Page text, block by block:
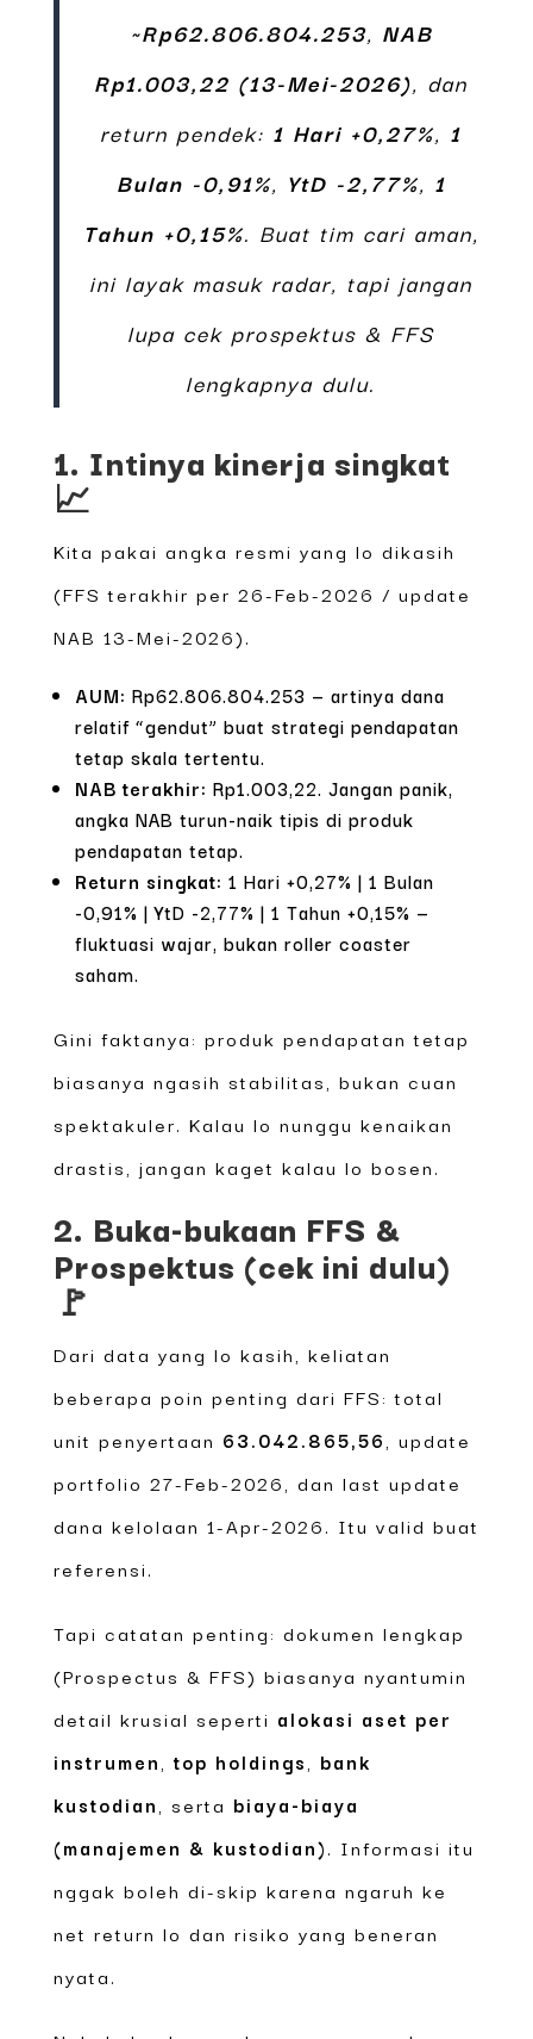
~Rp62.806.804.253, NAB
Rp1.003,22 (13-Mei-2026), dan
return pendek: 1 Hari +0,27%, 1
Bulan -0,91%, YtD -2,77%, 1
Tahun +0,15%. Buat tim cari aman,
ini layak masuk radar, tapi jangan
lupa cek prospektus & FFS
lengkapnya dulu.
1. Intinya kinerja singkat
📈
Kita pakai angka resmi yang lo dikasih
(FFS terakhir per 26-Feb-2026 / update
NAB 13-Mei-2026).
AUM: Rp62.806.804.253 — artinya dana
relatif “gendut” buat strategi pendapatan
tetap skala tertentu.
NAB terakhir: Rp1.003,22. Jangan panik,
angka NAB turun-naik tipis di produk
pendapatan tetap.
Return singkat: 1 Hari +0,27% | 1 Bulan
-0,91% | YtD -2,77% | 1 Tahun +0,15% —
fluktuasi wajar, bukan roller coaster
saham.
Gini faktanya: produk pendapatan tetap
biasanya ngasih stabilitas, bukan cuan
spektakuler. Kalau lo nunggu kenaikan
drastis, jangan kaget kalau lo bosen.
2. Buka-bukaan FFS &
Prospektus (cek ini dulu)
🚩
Dari data yang lo kasih, keliatan
beberapa poin penting dari FFS: total
unit penyertaan 63.042.865,56 , update
portfolio 27-Feb-2026, dan last update
dana kelolaan 1-Apr-2026. Itu valid buat
referensi.
Tapi catatan penting: dokumen lengkap
(Prospectus & FFS) biasanya nyantumin
detail krusial seperti alokasi aset per
instrumen ,top holdings
bank
kustodian , serta biaya-biaya
(manajemen & kustodian). Informasi itu
nggak boleh di-skip karena ngaruh ke
net return lo dan risiko yang beneran
nyata.